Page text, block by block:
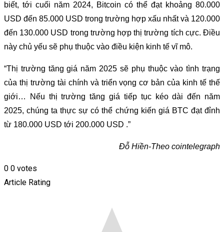
biết, tới cuối năm 2024, Bitcoin có thể đạt khoảng 80.000
USD đến 85.000 USD trong trường hợp xấu nhất và 120.000
đến 130.000 USD trong trường hợp thị trường tích cực. Điều
này chủ yếu sẽ phụ thuộc vào điều kiện kinh tế vĩ mô.
“Thị trường tăng giá năm 2025 sẽ phụ thuộc vào tình trạng
của thị trường tài chính và triển vọng cơ bản của kinh tế thế
giới… Nếu thị trường tăng giá tiếp tục kéo dài đến năm
2025, chúng ta thực sự có thể chứng kiến giá BTC đạt đỉnh
từ 180.000 USD tới 200.000 USD .”
Đỗ Hiền-Theo cointelegraph
0 0 votes
Article Rating